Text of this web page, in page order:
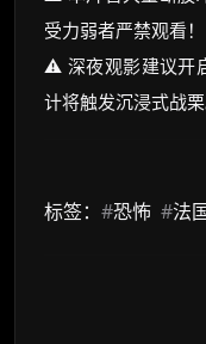
受力弱者严禁观看！
⚠️ 深夜观影建议开
计将触发沉浸式战栗
标签： #恐怖 #法